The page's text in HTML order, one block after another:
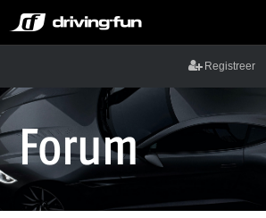
Registreer